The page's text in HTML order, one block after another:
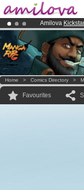
Amilova
Already
Premium
Home > Comics Directory >
Favourites